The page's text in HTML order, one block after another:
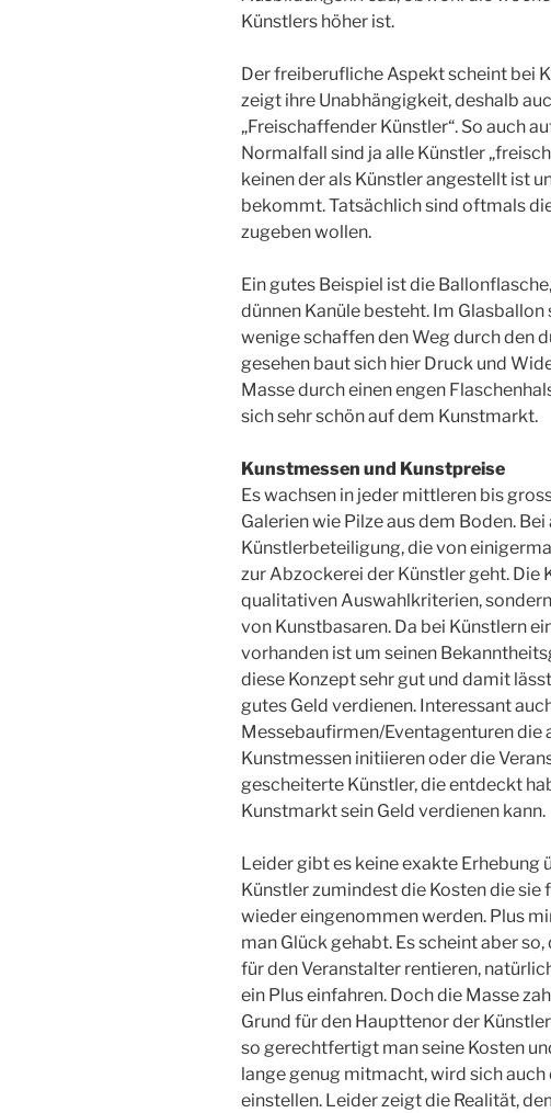
Künstlers höher ist.
Der freiberufliche Aspekt scheint bei
zeigt ihre Unabhängigkeit, deshalb
„Freischaffender Künstler“. So auch
Normalfall sind ja alle Künstler
keinen der als Künstler angestellt ist
bekommt. Tatsächlich sind oftmals
zugeben wollen.
Ein gutes Beispiel ist die
dünnen Kanüle besteht. Im
wenige schaffen den Weg durch den
gesehen baut sich hier Druck und
Masse durch einen engen
sich sehr schön auf dem Kunstmarkt.
Kunstmessen und Kunstpreise
Es wachsen in jeder mittleren bis
Galerien wie Pilze aus dem Boden.
Künstlerbeteiligung, die von
zur Abzockerei der Künstler geht. Die
qualitativen Auswahlkriterien,
von Kunstbasaren. Da bei Künstlern
vorhanden ist um seinen
diese Konzept sehr gut und damit
gutes Geld verdienen. Interessant
Messebaufirmen/Eventagenturen die
Kunstmessen initiieren oder die
gescheiterte Künstler, die entdeckt
Kunstmarkt sein Geld verdienen kann.
Leider gibt es keine exakte Erhebung
Künstler zumindest die Kosten die sie
wieder eingenommen werden. Plus
man Glück gehabt. Es scheint aber
für den Veranstalter rentieren,
ein Plus einfahren. Doch die Masse
Grund für den Haupttenor der
so gerechtfertigt man seine Kosten
lange genug mitmacht, wird sich
einstellen. Leider zeigt die Realität,